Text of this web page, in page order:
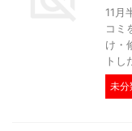
11月
コミ
け・
ト
未分